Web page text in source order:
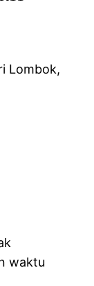
Lombok,
waktu